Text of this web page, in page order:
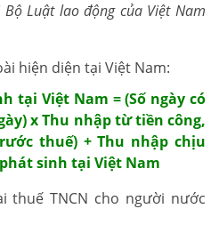
Luật lao động của Việt Nam
hiện diện tại Việt Nam:
tại Việt Nam = (Số ngày có
x Thu nhập từ tiền công,
thuế) + Thu nhập chịu
sinh tại Việt Nam
thuế TNCN cho người nước